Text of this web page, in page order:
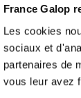
France Galop
Les cookies
sociaux et
partenaires de
vous leur avez